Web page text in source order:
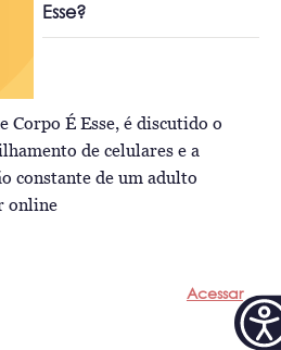
Esse?
Corpo É Esse, é discutido o
de celulares e a
constante de um adulto
online
Acessar